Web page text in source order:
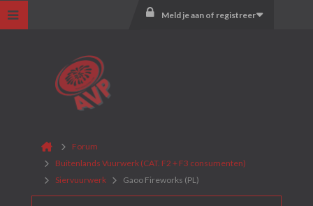
Meld je aan of registreer
Forum
Buitenlands Vuurwerk (CAT. F2 + F3 consumenten)
Siervuurwerk
Gaoo Fireworks (PL)